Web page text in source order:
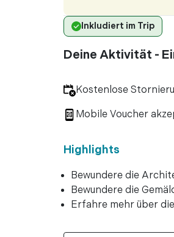
Inkludiert im Trip
Deine Aktivität -
Kostenlose
Mobile Voucher
Highlights
Bewundere die
Bewundere die
Erfahre mehr über